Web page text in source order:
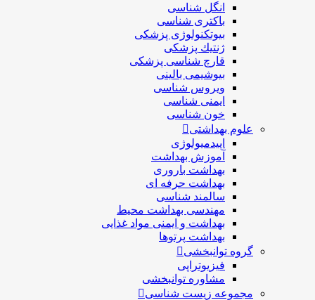
انگل شناسی
باکتری شناسی
بیوتکنولوژی پزشکی
ژنتيك پزشکی
قارچ شناسی پزشكی
بیوشیمی بالینی
ویروس شناسی
ایمنی شناسی
خون شناسی
علوم بهداشتی
اپیدمیولوژی
آموزش بهداشت
بهداشت باروری
بهداشت حرفه ای
سالمند شناسی
مهندسی بهداشت محيط
بهداشت و ایمنی مواد غذایی
بهداشت پرتوها
گروه توانبخشی
فیزیوتراپی
مشاوره توانبخشی
مجموعه زیست شناسی